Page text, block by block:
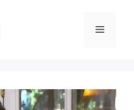
Menu